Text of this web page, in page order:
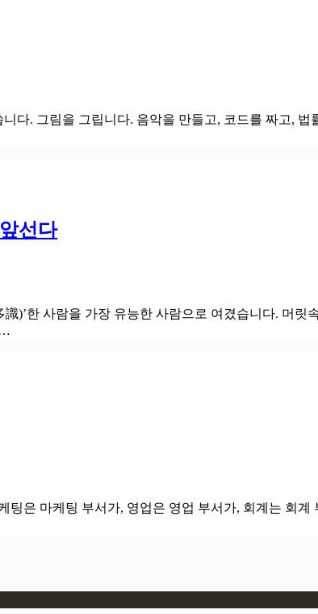
다. 그림을 그립니다. 음악을 만들고, 코드를 짜고,
선다
)’한 사람을 가장 유능한 사람으로 여겼습니다. 머
…
은 마케팅 부서가, 영업은 영업 부서가, 회계는 회